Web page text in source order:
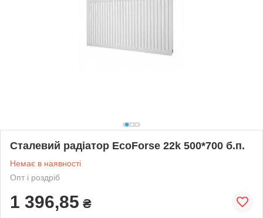
Сталевий радіатор EcoForse 22k 500*700 б.п.
Немає в наявності
Опт і роздріб
1 396,85 ₴